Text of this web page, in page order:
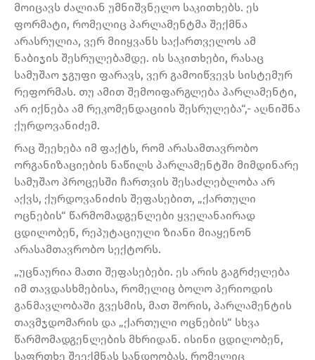
მოიცავს ძალიან უმნიშვნელო საკითხებს. ეს
ფორმატი, რომელიც პარლამენტმა შექმნა
არასრულია, ვერ მიიყვანს საქართველოს ამ
ნაბიჯის შესრულებამდე. ის საკითხები, რასაც
სამუშაო ჯგუფი ფარავს, ვერ გამოიწვევს სისტემურ
რეფორმას. თუ ამით შემოიფარგლება პარლამენტი,
არ იქნება ამ რეკომენდაციის შესრულება“,- აღნიშნა
ქურდოვანიძემ.
რაც შეეხება იმ ფაქტს, რომ არასამთავრობო
ორგანიზაციების ნაწილს პარლამენტში მიმდინარე
სამუშაო პროცესში ჩართვის შესაძლებლობა არ
აქვს, ქურდოვანიძის შეფასებით, „ქართული
ოცნების“ წარმომადგენლები ყველანაირად
ცდილობენ, რეპუტაციული ზიანი მიაყენონ
არასამთავრობო სექტორს.
„უცნაურია მათი შეფასებები. ეს არის გაგრძელება
იმ თავდასხმებისა, რომელიც ბოლო პერიოდის
განმავლობაში გვესმის, მათ შორის, პარლამენტის
თავმჯდომარის და „ქართული ოცნების“ სხვა
წარმომადგენლების მხრიდან. ისინი ცდილობენ,
საფრთხე შეექმნას სანდოობას, რომელიც